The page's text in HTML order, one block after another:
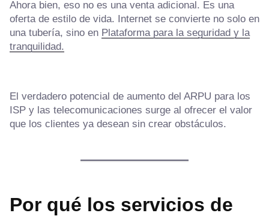
Ahora bien, eso no es una venta adicional. Es una
oferta de estilo de vida. Internet se convierte no solo en
una tubería, sino en Plataforma para la seguridad y la
tranquilidad.
El verdadero potencial de aumento del ARPU para los
ISP y las telecomunicaciones surge al ofrecer el valor
que los clientes ya desean sin crear obstáculos.
Por qué los servicios de